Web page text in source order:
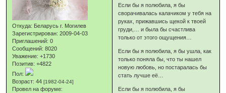
Откуда: Беларусь г. Могилев
Зарегистрирован: 2009-04-03
Приглашений: 0
Сообщений: 8020
Уважение: +1730
Позитив: +4822
Пол:
Возраст: 44[1982-04-24]
Провел на форуме:
Если бы я полюбила, я бы
сворачивалась калачиком у тебя на
руках, прижавшись щекой к твоей
груди,… и была бы счастлива
только от этого ощущения…
Если бы я полюбила, я бы ушла, как
только поняла бы, что ты нашел
новую любовь, но постаралась бы
стать лучше её…
Если бы я полюбила, я бы